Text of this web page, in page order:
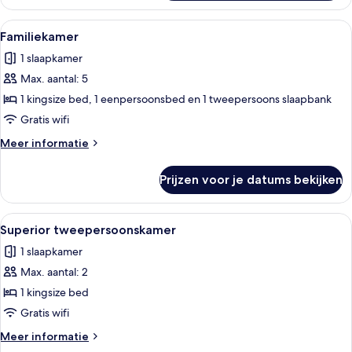
vierpersoonskamer
Alle
foto's
voor
Familiekamer
laden
Familiekamer | Gratis wifi,
5
Familiekamer
1 slaapkamer
Max. aantal: 5
1 kingsize bed, 1 eenpersoonsbed en 1 tweepersoons slaapbank
Gratis wifi
Meer informatie
Meer
Prijzen voor je datums bekijken
Alle
foto's
voor
Superior
tweepersoonskamer
laden
Superior tweepersoonskamer |
4
Superior tweepersoonskamer
1 slaapkamer
Max. aantal: 2
1 kingsize bed
Gratis wifi
Meer informatie
Meer